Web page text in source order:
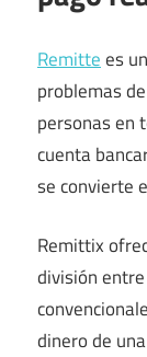
Remittees
problemas
personas en
cuenta
se convierte
Remittix
división
dinero de